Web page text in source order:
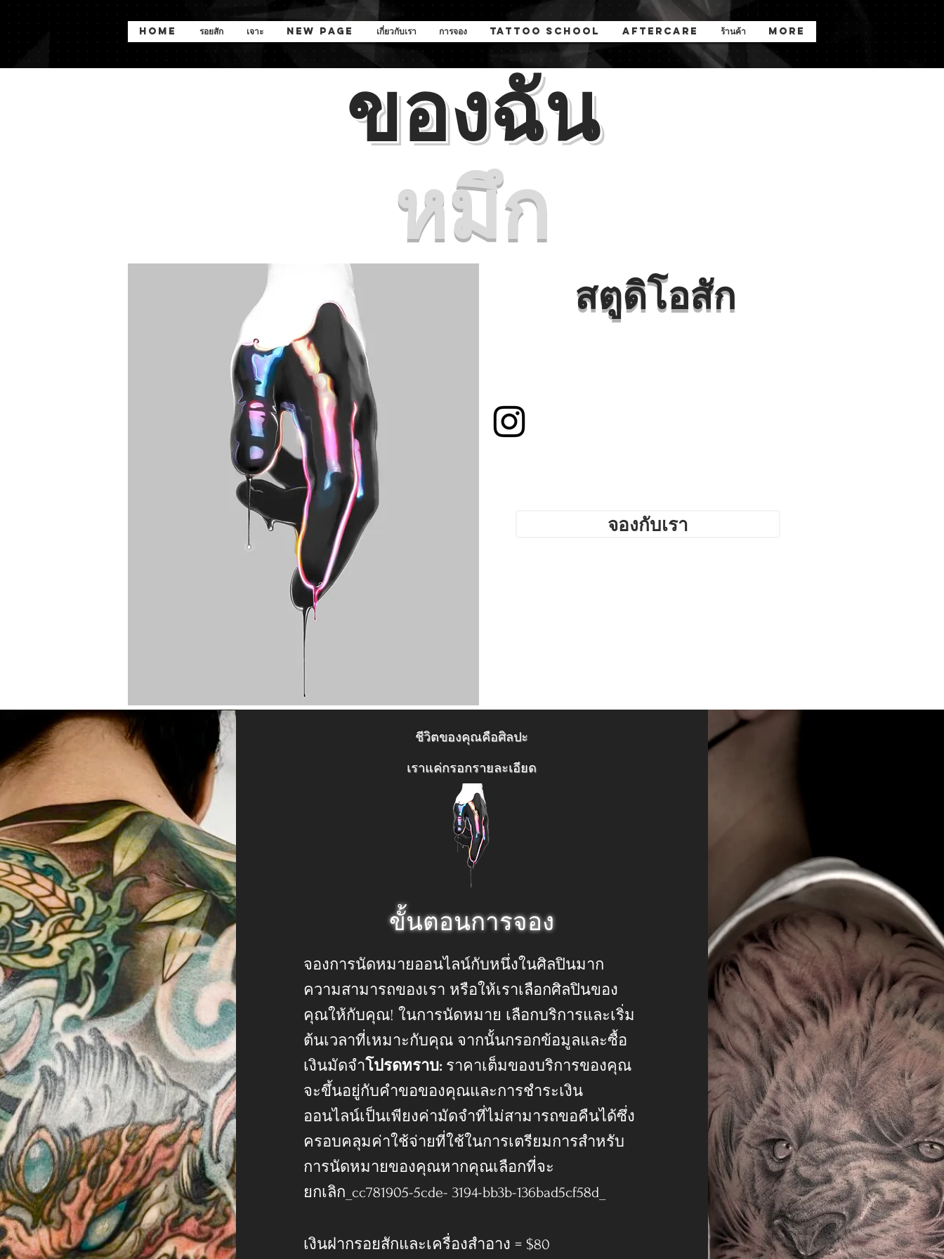
Home รอยสัก เจาะ New Page เกี่ยวกับเรา การจอง Tattoo School Aftercare ร้านค้า More
ของฉัน
หมึก
Best tattoo artists in Toronto. Best
Toronto tattoo studio shop. Tattoo
ideas designs flash style. Tattoo school
Toronto. Best piercings Toronto,
Piercing studio piercing shop Toronto.
Body piercing, body modification
toronto. Nail art, manicures, nail
boutique toronto. Best Nail boutique
nail salon. Custom nail art full set gel
extensions acrylic extensions. Russian
สตูดิโอสัก
จองกับเรา
ชีวิตของคุณคือศิลปะ
เราแค่กรอกรายละเอียด
ขั้นตอนการจอง
จองการนัดหมายออนไลน์กับหนึ่งในศิลปินมาก
ความสามารถของเรา หรือให้เราเลือกศิลปินของ
คุณให้กับคุณ! ในการนัดหมาย เลือกบริการและเริ่ม
ต้นเวลาที่เหมาะกับคุณ จากนั้นกรอกข้อมูลและซื้อ
เงินมัดจำโปรดทราบ: ราคาเต็มของบริการของคุณ
จะขึ้นอยู่กับคำขอของคุณและการชำระเงิน
ออนไลน์เป็นเพียงค่ามัดจำที่ไม่สามารถขอคืนได้ซึ่ง
ครอบคลุมค่าใช้จ่ายที่ใช้ในการเตรียมการสำหรับ
การนัดหมายของคุณหากคุณเลือกที่จะ
ยกเลิก_cc781905-5cde- 3194-bb3b-136bad5cf58d_
เงินฝากรอยสักและเครื่องสำอาง = $80